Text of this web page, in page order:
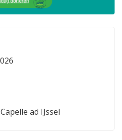
ad IJssel